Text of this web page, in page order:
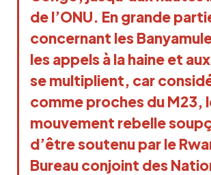
de l’ONU. En grande
concernant les
les appels à la haine et
se multiplient, car
comme proches du M23,
mouvement rebelle
d’être soutenu par le
Bureau conjoint des